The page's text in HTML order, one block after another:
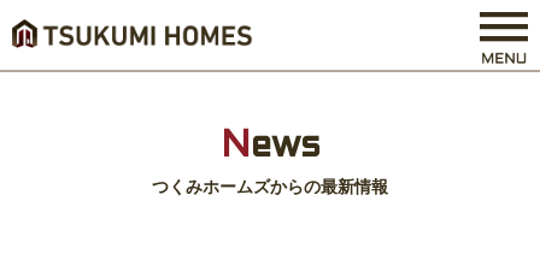
N ews
つくみホームズからの最新情報